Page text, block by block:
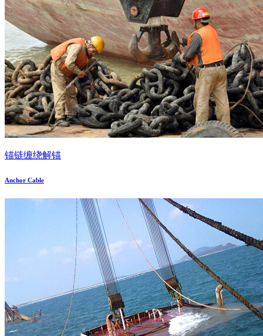
锚链缠绕解锚
Anchor Cable